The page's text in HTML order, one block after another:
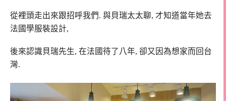
從裡頭走出來跟招呼我們. 與貝瑞太太聊, 才知道當年她去
法國學服裝設計,
後來認識貝瑞先生, 在法國待了八年, 卻又因為想家而回台
灣.